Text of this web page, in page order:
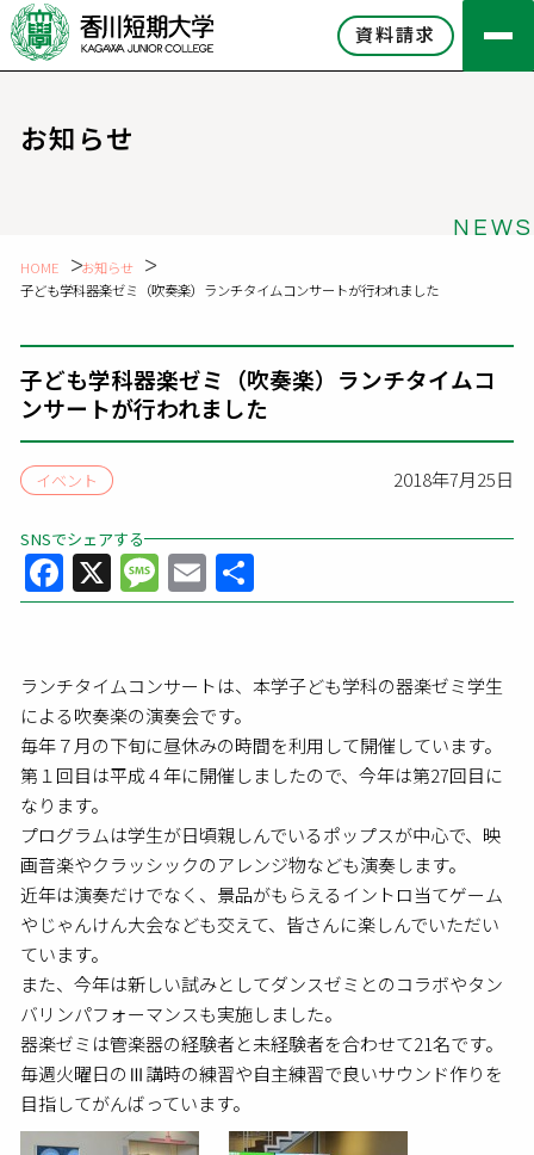
資料請求
お知らせ
NEWS
HOME
お知らせ
子ども学科器楽ゼミ（吹奏楽）ランチタイムコンサートが行われました
子ども学科器楽ゼミ（吹奏楽）ランチタイムコ
ンサートが行われました
イベント 2018年7月25日
SNSでシェアする
Facebook
X Message
Email
有
ランチタイムコンサートは、本学子ども学科の器楽ゼミ学生
による吹奏楽の演奏会です。
毎年７月の下旬に昼休みの時間を利用して開催しています。
第１回目は平成４年に開催しましたので、今年は第27回目に
なります。
プログラムは学生が日頃親しんでいるポップスが中心で、映
画音楽やクラッシックのアレンジ物なども演奏します。
近年は演奏だけでなく、景品がもらえるイントロ当てゲーム
やじゃんけん大会なども交えて、皆さんに楽しんでいただい
ています。
また、今年は新しい試みとしてダンスゼミとのコラボやタン
バリンパフォーマンスも実施しました。
器楽ゼミは管楽器の経験者と未経験者を合わせて21名です。
毎週火曜日のⅢ講時の練習や自主練習で良いサウンド作りを
目指してがんばっています。